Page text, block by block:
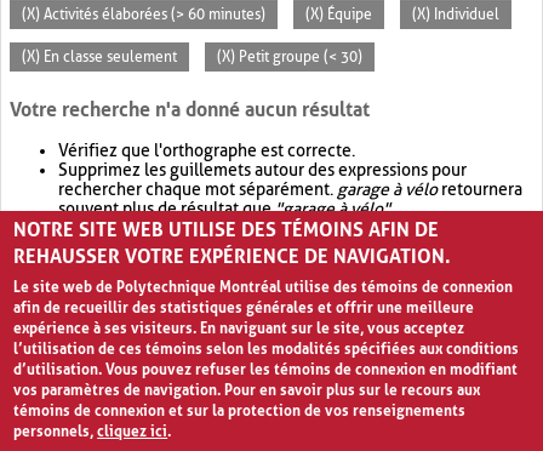
(X) Activités élaborées (> 60 minutes) (X) Équipe (X) Individuel
(X) En classe seulement (X) Petit groupe (< 30)
Votre recherche n'a donné aucun résultat
Vérifiez que l'orthographe est correcte.
Supprimez les guillemets autour des expressions pour
rechercher chaque mot séparément. garage à véloretournera
souvent plus de résultat que"garage à vélo".
Envisagez d'élargir votre recherche avec OR.garage OR vélo
retournera souvent plus de résultat quegarage à vélo
NOTRE SITE WEB UTILISE DES TÉMOINS AFIN DE
REHAUSSER VOTRE EXPÉRIENCE DE NAVIGATION.
Le site web de Polytechnique Montréal utilise des témoins de connexion
afin de recueillir des statistiques générales et offrir une meilleure
expérience à ses visiteurs. En naviguant sur le site, vous acceptez
l’utilisation de ces témoins selon les modalités spécifiées aux conditions
d’utilisation. Vous pouvez refuser les témoins de connexion en modifiant
vos paramètres de navigation. Pour en savoir plus sur le recours aux
témoins de connexion et sur la protection de vos renseignements
personnels,cliquez ici.